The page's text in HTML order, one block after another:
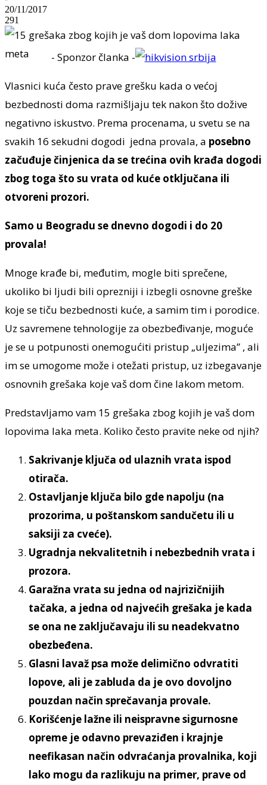
20/11/2017
291
- Sponzor članka -
Vlasnici kuća često prave grešku kada o većoj
bezbednosti doma razmišljaju tek nakon što dožive
negativno iskustvo. Prema procenama, u svetu se na
svakih 16 sekudni dogodi jedna provala, a posebno
začuđuje činjenica da se trećina ovih krađa dogodi
zbog toga što su vrata od kuće otključana ili
otvoreni prozori.
Samo u Beogradu se dnevno dogodi i do 20
provala!
Mnoge krađe bi, međutim, mogle biti sprečene,
ukoliko bi ljudi bili oprezniji i izbegli osnovne greške
koje se tiču bezbednosti kuće, a samim tim i porodice.
Uz savremene tehnologije za obezbeđivanje, moguće
je se u potpunosti onemogućiti pristup „uljezima” , ali
im se umogome može i otežati pristup, uz izbegavanje
osnovnih grešaka koje vaš dom čine lakom metom.
Predstavljamo vam 15 grešaka zbog kojih je vaš dom
lopovima laka meta. Koliko često pravite neke od njih?
Sakrivanje ključa od ulaznih vrata ispod
otirača.
Ostavljanje ključa bilo gde napolju (na
prozorima, u poštanskom sandučetu ili u
saksiji za cveće).
Ugradnja nekvalitetnih i nebezbednih vrata i
prozora.
Garažna vrata su jedna od najrizičnijih
tačaka, a jedna od najvećih grešaka je kada
se ona ne zaključavaju ili su neadekvatno
obezbeđena.
Glasni lavaž psa može delimično odvratiti
lopove, ali je zabluda da je ovo dovoljno
pouzdan način sprečavanja provale.
Korišćenje lažne ili neispravne sigurnosne
opreme je odavno prevaziđen i krajnje
neefikasan način odvraćanja provalnika, koji
lako mogu da razlikuju na primer, prave od